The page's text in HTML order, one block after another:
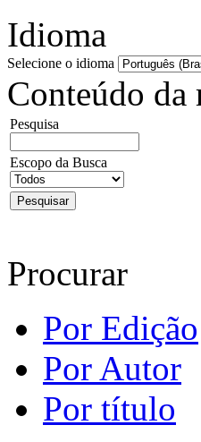
Idioma
Selecione o idioma
Conteúdo da
Pesquisa
Escopo da Busca
Procurar
Por Edição
Por Autor
Por título